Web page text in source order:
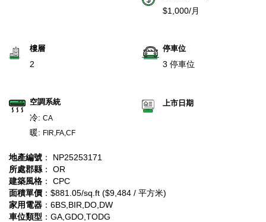
$1,000/月
樓層
2
停車位
3 停車位
空調系統
冷: CA
暖: FIR,FA,CF
上市日期
地產編號 ： NP25253171
所處郡縣 ： OR
建築風格 ： CPC
面積單價 ：$881.05/sq.ft ($9,484 / 平方米)
家用電器 ：6BS,BIR,DO,DW
車位類型 ：GA,GDO,TODG